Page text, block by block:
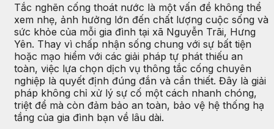
Tắc nghẽn cống thoát nước là một vấn đề không thể
xem nhẹ, ảnh hưởng lớn đến chất lượng cuộc sống và
sức khỏe của mỗi gia đình tại xã Nguyễn Trãi, Hưng
Yên. Thay vì chấp nhận sống chung với sự bất tiện
hoặc mạo hiểm với các giải pháp tự phát thiếu an
toàn, việc lựa chọn dịch vụ thông tắc cống chuyên
nghiệp là quyết định đúng đắn và cần thiết. Đây là giải
pháp không chỉ xử lý sự cố một cách nhanh chóng,
triệt để mà còn đảm bảo an toàn, bảo vệ hệ thống hạ
tầng của gia đình bạn về lâu dài.